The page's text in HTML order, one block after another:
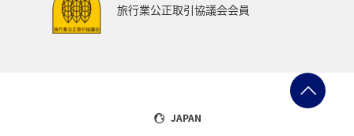
旅行業公正取引協議会会員
JAPAN